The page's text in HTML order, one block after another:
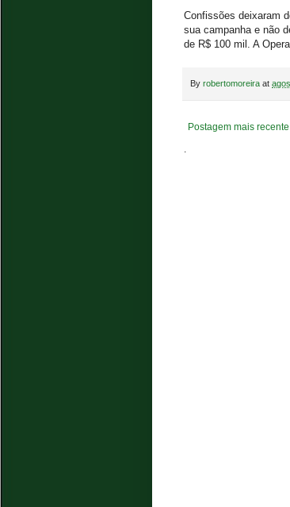
Confissões deixaram
sua campanha e não
de R$ 100 mil. A
By robertomoreira at
Postagem mais recente
.